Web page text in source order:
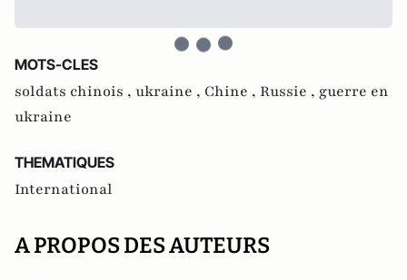
MOTS-CLES
soldats chinois , ukraine , Chine , Russie , guerre en
ukraine
THEMATIQUES
International
A PROPOS DES AUTEURS